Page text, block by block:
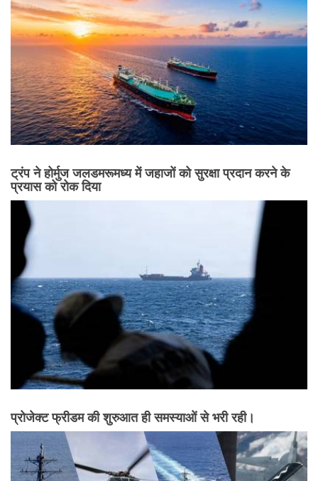
ट्रंप ने होर्मुज जलडमरूमध्य में जहाजों को सुरक्षा प्रदान करने के
प्रयास को रोक दिया
प्रोजेक्ट फ्रीडम की शुरुआत ही समस्याओं से भरी रही।